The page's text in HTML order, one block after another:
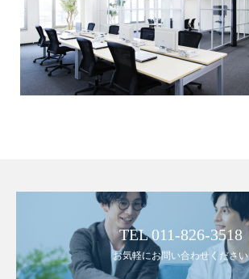
TEL 011-826-3518
お気軽にお問い合わせください